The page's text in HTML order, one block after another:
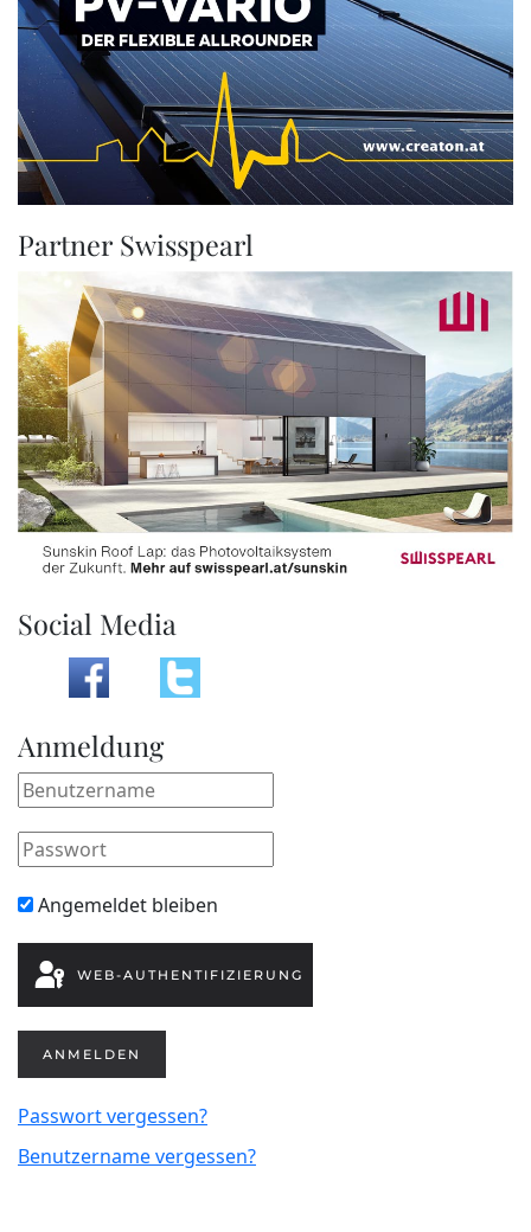
Partner Swisspearl
Social Media
Anmeldung
Angemeldet bleiben
WEB-AUTHENTIFIZIERUNG
ANMELDEN
Passwort vergessen?
Benutzername vergessen?